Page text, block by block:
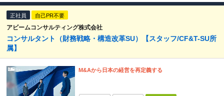
正社員 自己PR不要
アビームコンサルティング株式会社
コンサルタント（財務戦略・構造改革SU）【スタッフ/CF&T-SU所
属】
M&Aから日本の経営を再定義する